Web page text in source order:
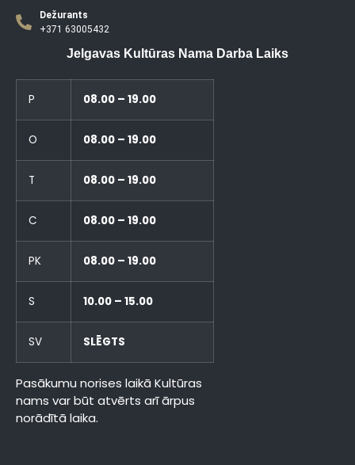
Dežurants
+371 63005432
Jelgavas Kultūras Nama Darba Laiks
P 08.00 – 19.00
O 08.00 – 19.00
T 08.00 – 19.00
C 08.00 – 19.00
PK 08.00 – 19.00
S 10.00 – 15.00
SV SLĒGTS
Pasākumu norises laikā Kultūras
nams var būt atvērts arī ārpus
norādītā laika.